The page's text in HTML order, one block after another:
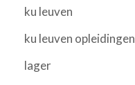
ku leuven
ku leuven opleidingen
lager